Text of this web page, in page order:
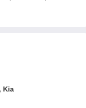
Kia